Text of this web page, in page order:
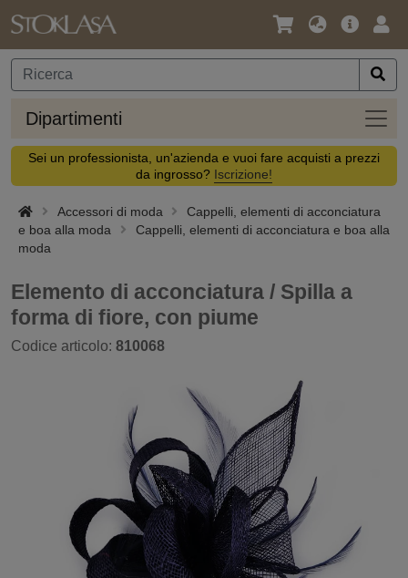
Lingua
Valuta
Offerta
Dipartimenti
Sei un professionista, un'azienda e vuoi fare acquisti a prezzi
da ingrosso? Iscrizione!
Accessori di moda
Cappelli, elementi di acconciatura
e boa alla moda
Cappelli, elementi di acconciatura e boa alla
moda
Elemento di acconciatura / Spilla a
forma di fiore, con piume
Codice articolo: 810068